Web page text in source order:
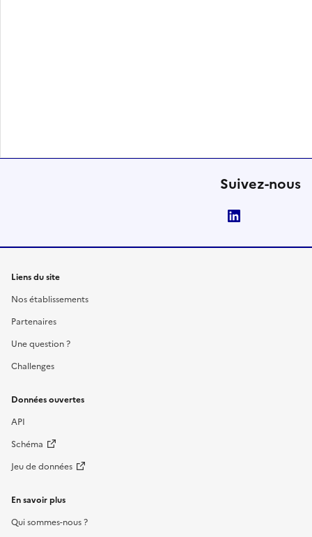
Suivez-nous
Liens du site
Nos établissements
Partenaires
Une question ?
Challenges
Données ouvertes
API
Schéma
Jeu de données
En savoir plus
Qui sommes-nous ?